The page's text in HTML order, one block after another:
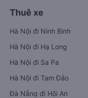
Thuê xe
Hà Nội đi Ninh Bình
Hà Nội đi Hạ Long
Hà Nội đi Sa Pa
Hà Nội đi Tam Đảo
Đà Nẵng đi Hội An